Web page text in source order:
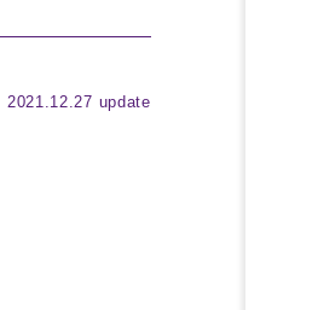
2021.12.27 update